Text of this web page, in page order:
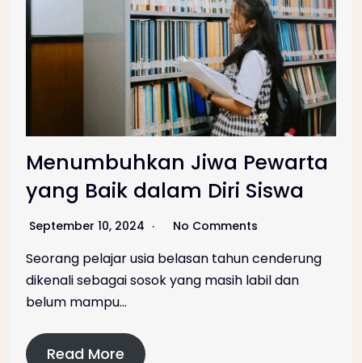
Menumbuhkan Jiwa Pewarta
yang Baik dalam Diri Siswa
September 10, 2024 No Comments
Seorang pelajar usia belasan tahun cenderung
dikenali sebagai sosok yang masih labil dan
belum mampu…
Read More